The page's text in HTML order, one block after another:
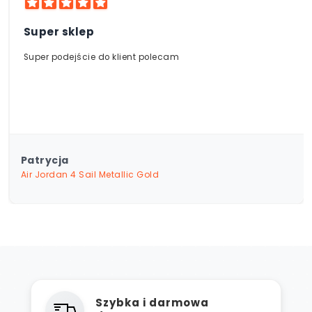
jakości.
Super sklep
Super podejście do klient polecam
Patrycja
Air Jordan 4 Sail Metallic Gold
Szybka i darmowa